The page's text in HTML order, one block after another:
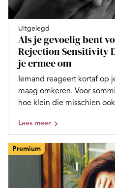
Uitgelegd
Als je gevoelig bent
Rejection Sensitivity
je ermee om
Iemand reageert kortaf op
maag omkeren. Voor
hoe klein die misschien
Lees meer
Premium